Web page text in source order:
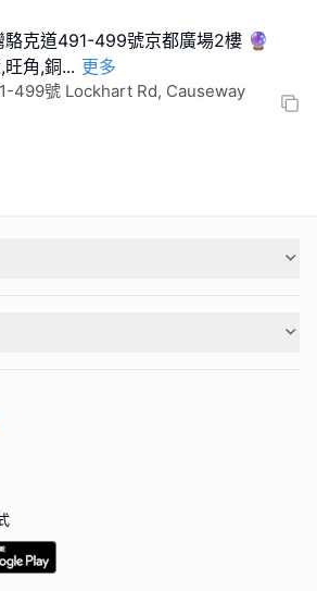
克道491-499號京都廣場2樓 🔮
角,銅... 更多
499號 Lockhart Rd, Causeway